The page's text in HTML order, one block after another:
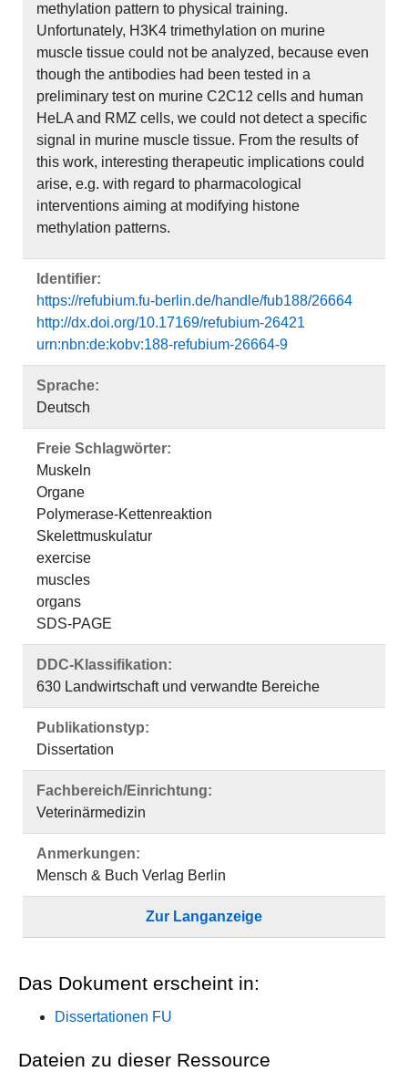
methylation pattern to physical training.
Unfortunately, H3K4 trimethylation on murine
muscle tissue could not be analyzed, because even
though the antibodies had been tested in a
preliminary test on murine C2C12 cells and human
HeLA and RMZ cells, we could not detect a specific
signal in murine muscle tissue. From the results of
this work, interesting therapeutic implications could
arise, e.g. with regard to pharmacological
interventions aiming at modifying histone
methylation patterns.
Identifier:
https://refubium.fu-berlin.de/handle/fub188/26664
http://dx.doi.org/10.17169/refubium-26421
urn:nbn:de:kobv:188-refubium-26664-9
Sprache:
Deutsch
Freie Schlagwörter:
Muskeln
Organe
Polymerase-Kettenreaktion
Skelettmuskulatur
exercise
muscles
organs
SDS‐PAGE
DDC-Klassifikation:
630 Landwirtschaft und verwandte Bereiche
Publikationstyp:
Dissertation
Fachbereich/Einrichtung:
Veterinärmedizin
Anmerkungen:
Mensch & Buch Verlag Berlin
Zur Langanzeige
Das Dokument erscheint in:
Dissertationen FU
Dateien zu dieser Ressource